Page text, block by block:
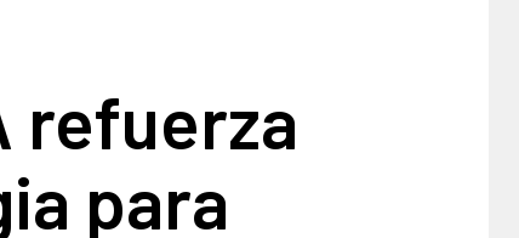
refuerza
para